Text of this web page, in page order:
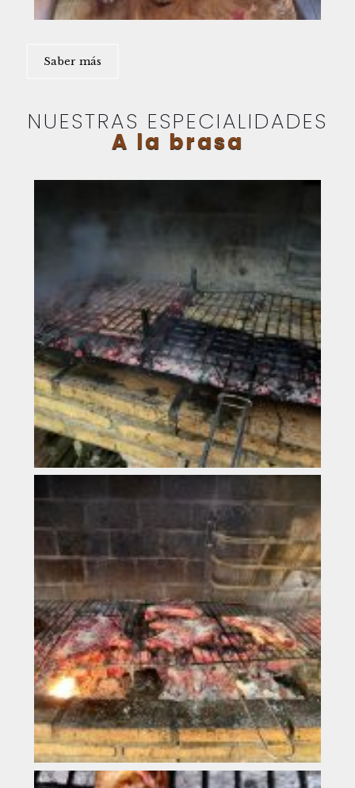
Saber más
NUESTRAS ESPECIALIDADES
A la brasa